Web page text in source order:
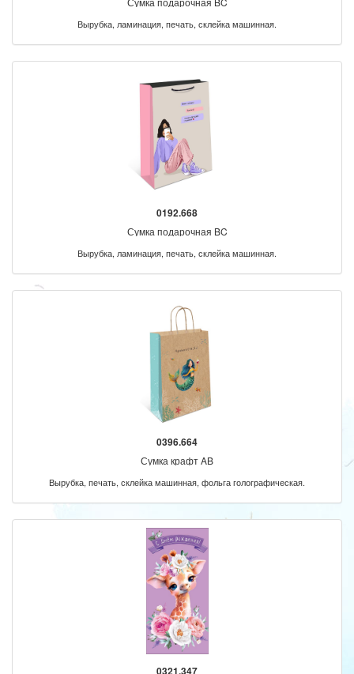
Вырубка, ламинация, печать, склейка машинная.
0192.668
Сумка подарочная BC
Вырубка, ламинация, печать, склейка машинная.
0396.664
Сумка крафт AB
Вырубка, печать, склейка машинная, фольга голографическая.
0321.347